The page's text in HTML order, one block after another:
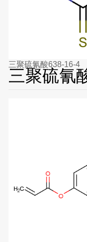
三聚硫氰酸638-16-4
三聚硫氰